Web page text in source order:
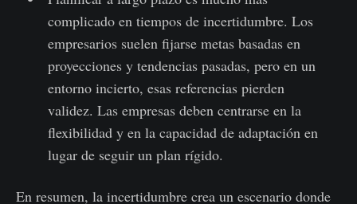
complicado en tiempos de incertidumbre. Los
empresarios suelen fijarse metas basadas en
proyecciones y tendencias pasadas, pero en un
entorno incierto, esas referencias pierden
validez. Las empresas deben centrarse en la
flexibilidad y en la capacidad de adaptación en
lugar de seguir un plan rígido.
En resumen, la incertidumbre crea un escenario donde